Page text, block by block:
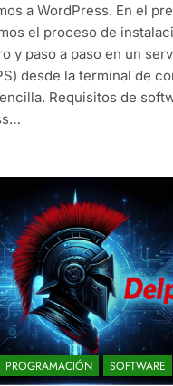
a WordPress. En el
el proceso de
y paso a paso en un
desde la terminal de
Requisitos de
PROGRAMACIÓN SOFTWARE